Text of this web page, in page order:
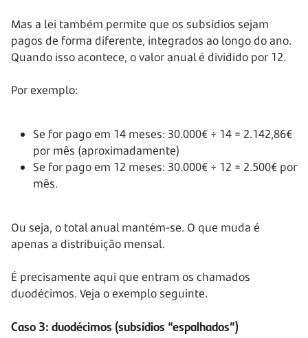
Mas a lei também permite que os subsídios sejam
pagos de forma diferente, integrados ao longo do ano.
Quando isso acontece, o valor anual é dividido por 12.
Por exemplo:
Se for pago em 14 meses: 30.000€ ÷ 14 = 2.142,86€
por mês (aproximadamente)
Se for pago em 12 meses: 30.000€ ÷ 12 = 2.500€ por
mês.
Ou seja, o total anual mantém-se. O que muda é
apenas a distribuição mensal.
É precisamente aqui que entram os chamados
duodécimos. Veja o exemplo seguinte.
Caso 3: duodécimos (subsídios “espalhados”)